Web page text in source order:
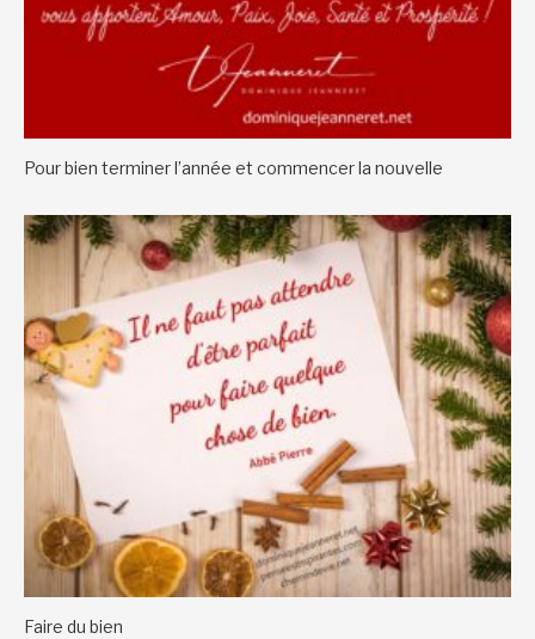
Pour bien terminer l’année et commencer la nouvelle
Faire du bien